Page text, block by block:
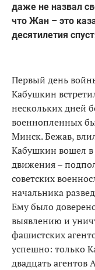
даже не назвал
что Жан – это
десятилетия
Первый день
Кабушкин
нескольких дней
военнопленных
Минск. Бежав,
Кабушкин вошел в
движения –
советских
начальника
Ему было
выявлению и
фашистских
успешно: только
двадцать агентов